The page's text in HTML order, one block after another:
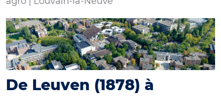
De Leuven (1878) à